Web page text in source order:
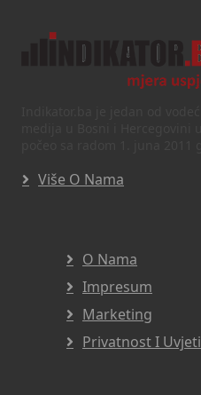
Više O Nama
O Nama
Impresum
Marketing
Privatnost I Uvjeti